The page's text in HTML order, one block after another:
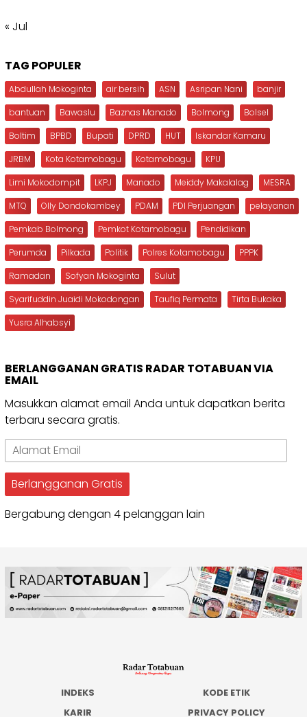
« Jul
TAG POPULER
Abdullah Mokoginta air bersih ASN Asripan Nani
banjir
bantuan
Bawaslu Baznas Manado Bolmong
Bolsel
Boltim
BPBD Bupati DPRD HUT
Iskandar Kamaru
JRBM
Kota Kotamobagu Kotamobagu
KPU
Limi Mokodompit
LKPJ Manado Meiddy Makalalag
MESRA
MTQ
Olly Dondokambey PDAM PDI Perjuangan
pelayanan
Pemkab Bolmong
Pemkot Kotamobagu
Pendidikan
Perumda
Pilkada Politik Polres Kotamobagu
PPPK
Ramadan
Sofyan Mokoginta
Sulut
Syarifuddin Juaidi Mokodongan
Taufiq Permata
Tirta Bukaka
Yusra Alhabsyi
BERLANGGANAN GRATIS RADAR TOTABUAN VIA
EMAIL
Masukkan alamat email Anda untuk dapatkan berita
terbaru secara gratis.
Alamat
Email
Berlangganan Gratis
Bergabung dengan 4 pelanggan lain
INDEKS
KODE ETIK
KARIR
PRIVACY POLICY